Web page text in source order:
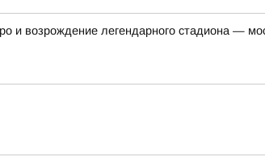
и возрождение легендарного стадиона —